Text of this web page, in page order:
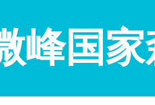
峰国家